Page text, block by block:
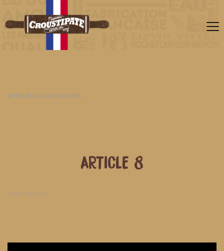
RETOUR AUX ACTUALITÉS
ARTICLE 8
07 AOÛT 2026